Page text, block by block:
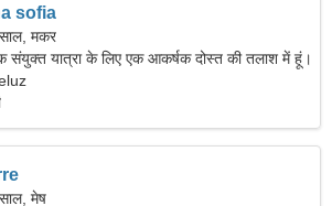
sofia
मकर
संयुक्त यात्रा के लिए एक आकर्षक दोस्त की तलाश में हूं।
मेष